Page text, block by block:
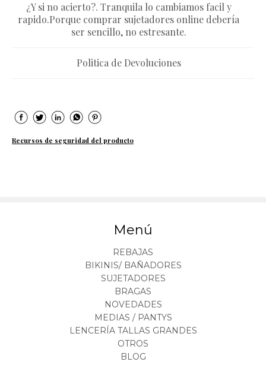
¿Y si no acierto?. Tranquila lo cambiamos facil y
rapido.Porque comprar sujetadores online debería
ser sencillo, no estresante.
Politica de Devoluciones
Recursos de seguridad del producto
Menú
REBAJAS
BIKINIS/ BAÑADORES
SUJETADORES
BRAGAS
NOVEDADES
MEDIAS / PANTYS
LENCERÍA TALLAS GRANDES
OTROS
BLOG